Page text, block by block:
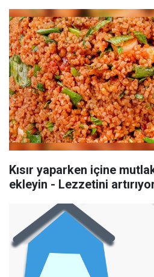
Kısır yaparken içine
ekleyin - Lezzetini